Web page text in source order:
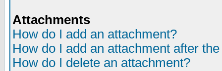
Attachments
How do I add an attachment?
How do I add an attachment after
How do I delete an attachment?